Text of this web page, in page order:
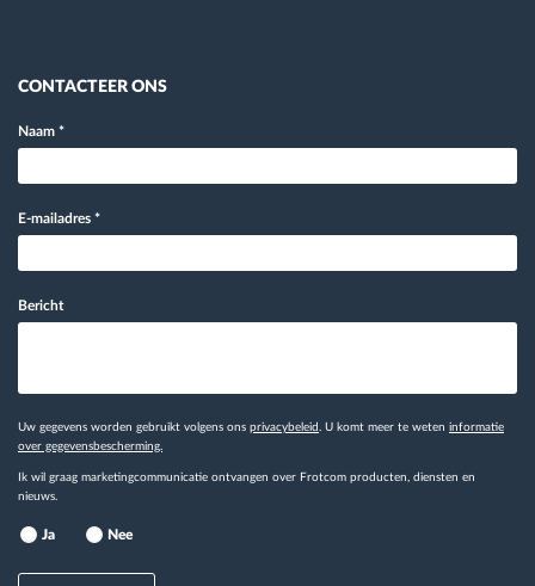
CONTACTEER ONS
Naam *
E-mailadres *
Bericht
Uw gegevens worden gebruikt volgens ons privacybeleid . U komt meer te weten informatie
over gegevensbescherming.
Ik wil graag marketingcommunicatie ontvangen over Frotcom producten, diensten en
nieuws.
Ja Nee